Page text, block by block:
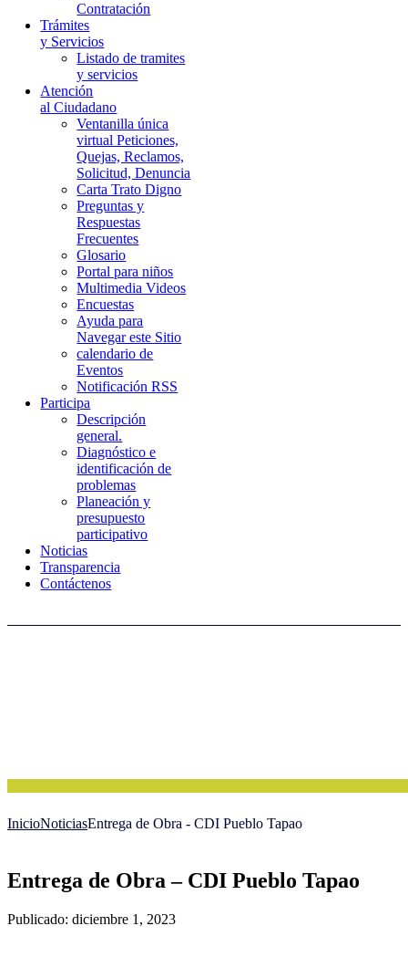
Contratación
Trámites
y Servicios
Listado de tramites
y servicios
Atención
al Ciudadano
Ventanilla única
virtual Peticiones,
Quejas, Reclamos,
Solicitud, Denuncia
Carta Trato Digno
Preguntas y
Respuestas
Frecuentes
Glosario
Portal para niños
Multimedia Videos
Encuestas
Ayuda para
Navegar este Sitio
calendario de
Eventos
Notificación RSS
Participa
Descripción
general.
Diagnóstico e
identificación de
problemas
Planeación y
presupuesto
participativo
Noticias
Transparencia
Contáctenos
InicioNoticiasEntrega de Obra - CDI Pueblo Tapao
Entrega de Obra – CDI Pueblo Tapao
Publicado: diciembre 1, 2023